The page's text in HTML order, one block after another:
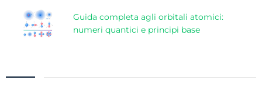
Guida completa agli orbitali atomici:
numeri quantici e principi base